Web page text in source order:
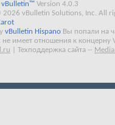
vBulletin™ Version 4.0.3
vBulletin Solutions, Inc. All
vBulletin Hispano Вы попали на
не имеет отношения к концерну
Техподдержка сайта --